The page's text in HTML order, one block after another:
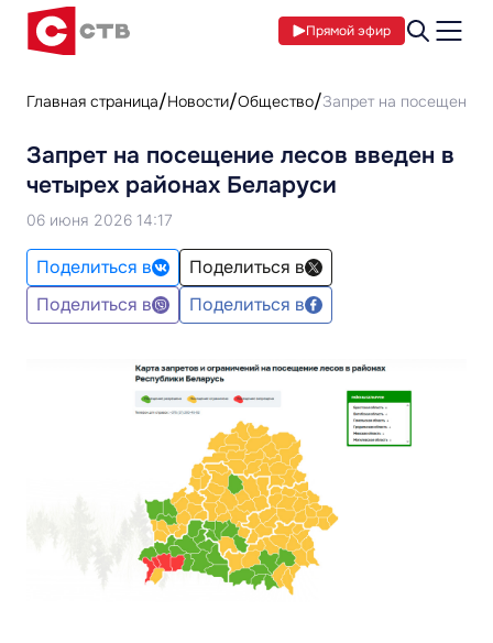
Прямой эфир
Главная страница Новости Общество Запрет на посещение
Запрет на посещение лесов введен в
четырех районах Беларуси
06 июня 2026 14:17
Поделиться в
Поделиться в
Поделиться в
Поделиться в